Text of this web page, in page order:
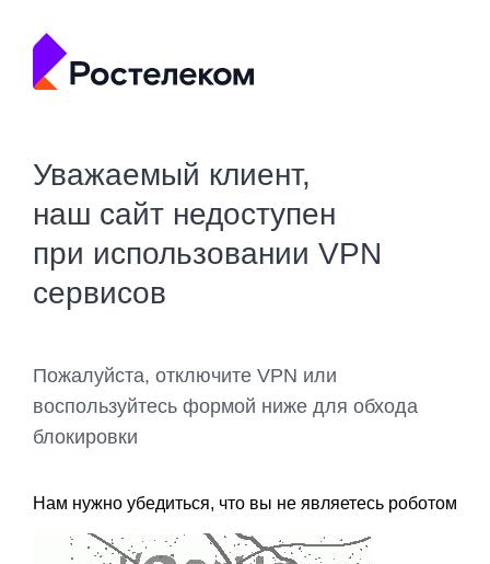
Уважаемый клиент,
наш сайт недоступен
при использовании VPN
сервисов
Пожалуйста, отключите VPN или
воспользуйтесь формой ниже для обхода
блокировки
Нам нужно убедиться, что вы не являетесь роботом